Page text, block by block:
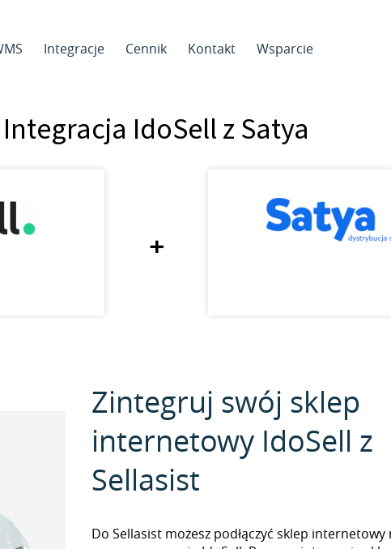
Integracje Cennik Kontakt Wsparcie
Integracja IdoSell z Satya
+
Zintegruj swój sklep
internetowy IdoSell z
Sellasist
Do Sellasist możesz podłączyć sklep internetowy